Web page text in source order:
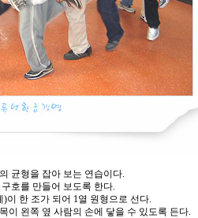
균형을 잡아 보는 연습이다.
호를 만들어 보도록 한다.
이 한 조가 되어 1열 원형으로 선다.
이 왼쪽 옆 사람의 손에 닿을 수 있도록 든다.